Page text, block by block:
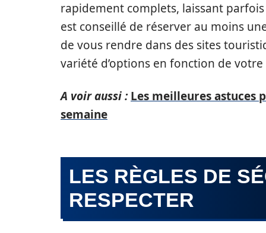
rapidement complets, laissant
est conseillé de réserver au moins
de vous rendre dans des sites
variété d’options en fonction de
A voir aussi : Les meilleures astuces
semaine
LES RÈGLES DE
RESPECTER